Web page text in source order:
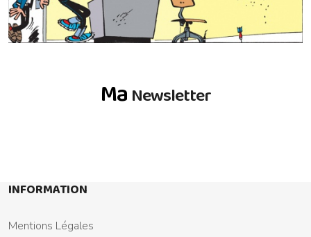
Ma Newsletter
INFORMATION
Mentions Légales